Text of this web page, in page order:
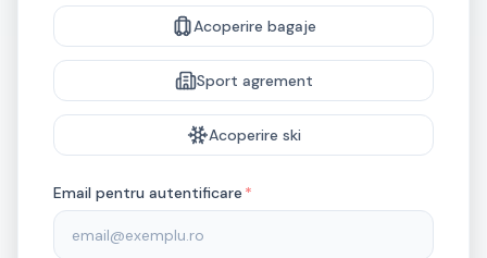
Acoperire bagaje
Sport agrement
Acoperire ski
Email pentru autentificare *